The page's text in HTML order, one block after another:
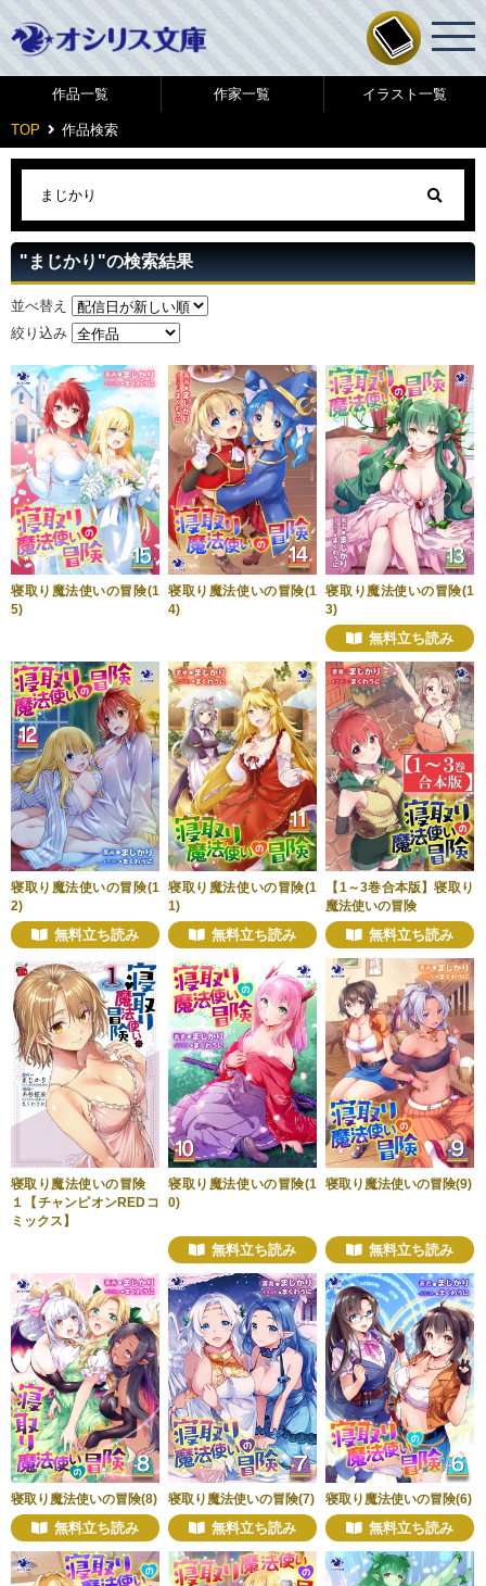
作品一覧 作家一覧 イラスト一覧
TOP 作品検索
"まじかり"の検索結果
並べ替え
絞り込み
寝取り魔法使いの冒険(1
5)
寝取り魔法使いの冒険(1
4)
寝取り魔法使いの冒険(1
3)
無料立ち読み
寝取り魔法使いの冒険(1
2)
無料立ち読み
寝取り魔法使いの冒険(1
1)
無料立ち読み
【1～3巻合本版】寝取り
魔法使いの冒険
無料立ち読み
寝取り魔法使いの冒険
１【チャンピオンREDコ
ミックス】
寝取り魔法使いの冒険(1
0)
無料立ち読み
寝取り魔法使いの冒険(9)
無料立ち読み
寝取り魔法使いの冒険(8)
無料立ち読み
寝取り魔法使いの冒険(7)
無料立ち読み
寝取り魔法使いの冒険(6)
無料立ち読み